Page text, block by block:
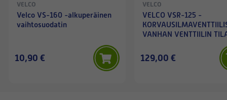
VELCO
Velco VS-160 -alkuperäinen
vaihtosuodatin
10,90 €
VELCO
VELCO VSR-125 -
VANHAN VENTTIILIN
129,00 €